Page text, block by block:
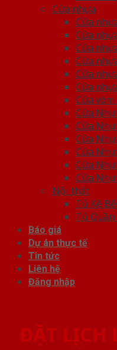
Cửa nhựa
Cửa
Cửa
Cửa
Cửa
Cửa
Cửa
Cửa
Cửa
Cửa
Cửa
Cửa
Cửa
Cửa
Nội thất
Tủ Kệ
Tủ Quần
Báo giá
Dự án thực tế
Tin tức
Liên hệ
Đăng nhập
ĐẶT LỊCH